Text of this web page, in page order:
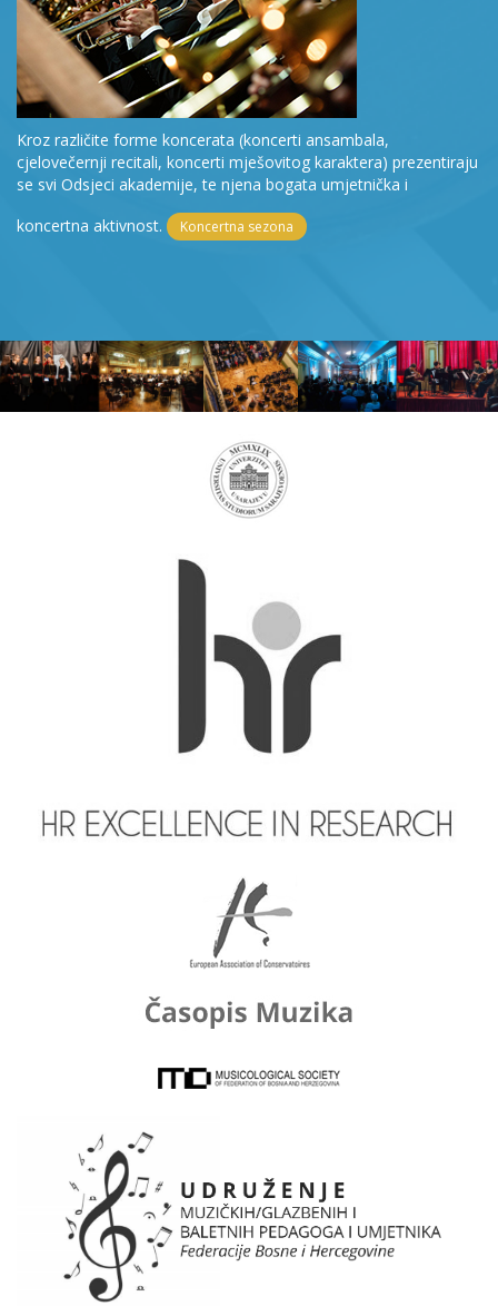
Kroz različite forme koncerata (koncerti ansambala,
cjelovečernji recitali, koncerti mješovitog karaktera) prezentiraju
se svi Odsjeci akademije, te njena bogata umjetnička i
koncertna aktivnost.
Koncertna sezona